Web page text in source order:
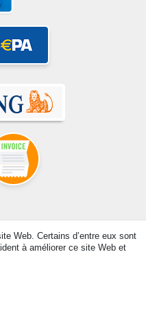
droits réservés – Les
commande sont libellés
livraisons en France !
Web. Certains d’entre eux sont
à améliorer ce site Web et